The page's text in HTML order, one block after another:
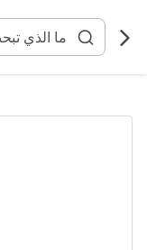
المحتوى
انتقل